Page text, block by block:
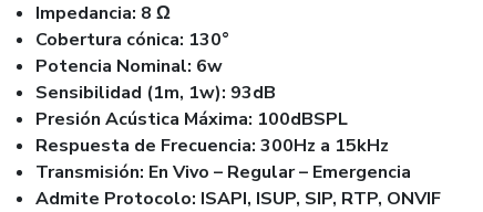
Impedancia: 8 Ω
Cobertura cónica: 130°
Potencia Nominal: 6w
Sensibilidad (1m, 1w): 93dB
Presión Acústica Máxima: 100dBSPL
Respuesta de Frecuencia: 300Hz a 15kHz
Transmisión: En Vivo – Regular – Emergencia
Admite Protocolo: ISAPI, ISUP, SIP, RTP, ONVIF